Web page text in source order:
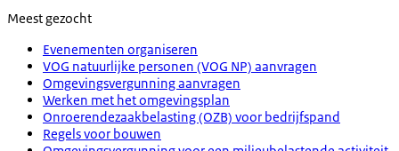
Meest gezocht
Evenementen organiseren
VOG natuurlijke personen (VOG NP) aanvragen
Omgevingsvergunning aanvragen
Werken met het omgevingsplan
Onroerendezaakbelasting (OZB) voor bedrijfspand
Regels voor bouwen